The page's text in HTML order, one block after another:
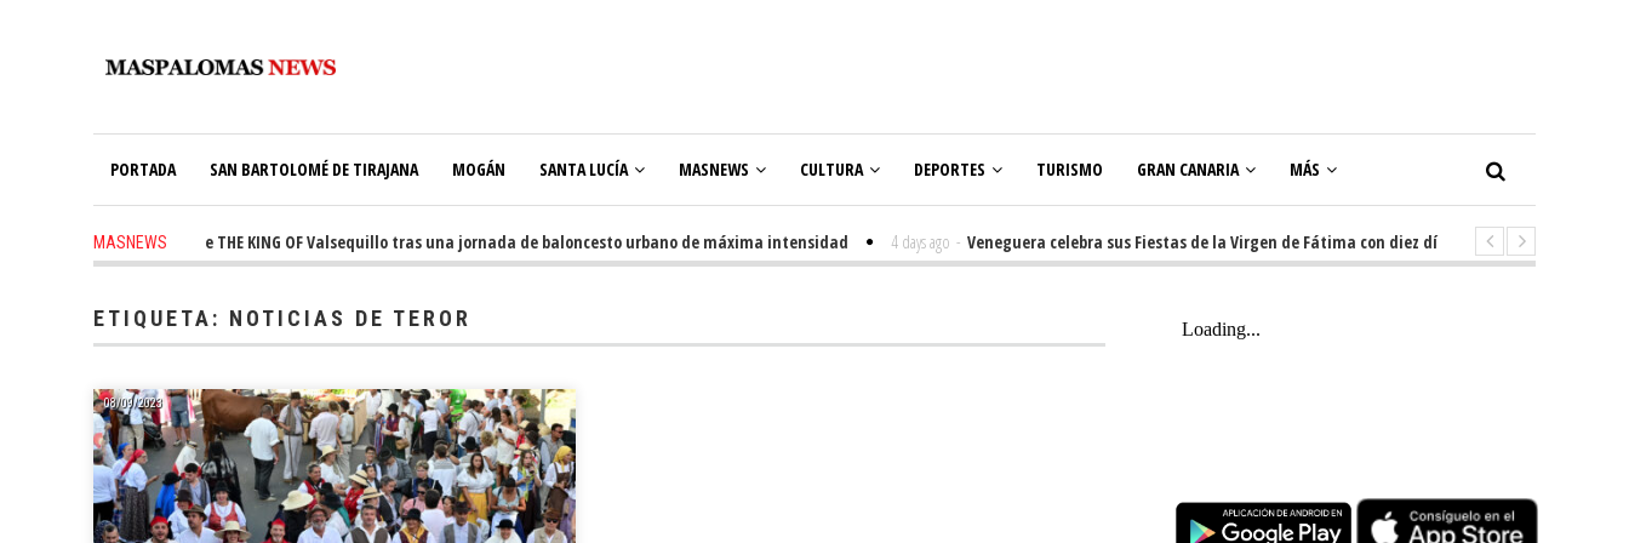
PORTADA SAN BARTOLOMÉ DE TIRAJANA MOGÁN SANTA LUCÍA MASNEWS CULTURA DEPORTES TURISMO GRAN CANARIA MÁS
MASNEWS
conquista el trono de THE KING OF Valsequillo tras una jornada de baloncesto urbano de máxima intensidad 4 days ago - Veneguera celebra sus Fiestas de la Virgen de Fátima con diez días de tradición, música y
ETIQUETA: NOTICIAS DE TEROR
08/09/2023